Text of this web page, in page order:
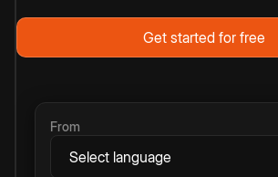
Get started for free
From